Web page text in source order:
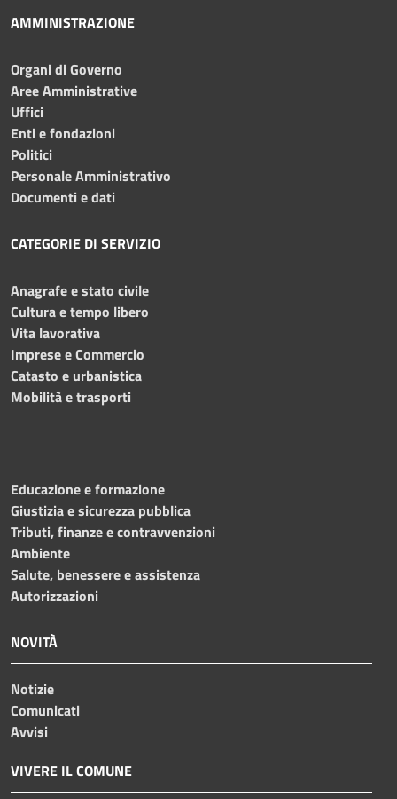
AMMINISTRAZIONE
Organi di Governo
Aree Amministrative
Uffici
Enti e fondazioni
Politici
Personale Amministrativo
Documenti e dati
CATEGORIE DI SERVIZIO
Anagrafe e stato civile
Cultura e tempo libero
Vita lavorativa
Imprese e Commercio
Catasto e urbanistica
Mobilità e trasporti
Educazione e formazione
Giustizia e sicurezza pubblica
Tributi, finanze e contravvenzioni
Ambiente
Salute, benessere e assistenza
Autorizzazioni
NOVITÀ
Notizie
Comunicati
Avvisi
VIVERE IL COMUNE